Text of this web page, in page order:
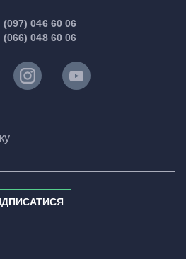
(097) 046 60 06
(066) 048 60 06